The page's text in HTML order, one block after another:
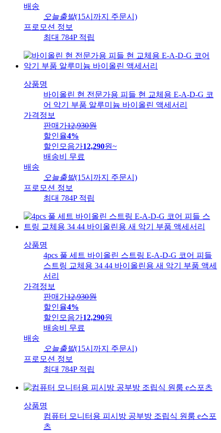
배송
오늘출발(15시까지 주문시)
프로모션 정보
최대 784P 적립
상품명
바이올린 현 전문가용 피들 현 교체용 E-A-D-G 코
어 악기 부품 알루미늄 바이올린 액세서리
가격정보
판매가12,930원
할인율4%
할인모음가12,290원~
배송비
무료
배송
오늘출발(15시까지 주문시)
프로모션 정보
최대 784P 적립
상품명
4pcs 풀 세트 바이올린 스트링 E-A-D-G 코어 피들
스트링 교체용 34 44 바이올린용 새 악기 부품 액세
서리
가격정보
판매가12,930원
할인율4%
할인모음가12,290원
배송비
무료
배송
오늘출발(15시까지 주문시)
프로모션 정보
최대 784P 적립
상품명
컴퓨터 모니터용 피시방 공부방 조립식 원룸 e스포
츠